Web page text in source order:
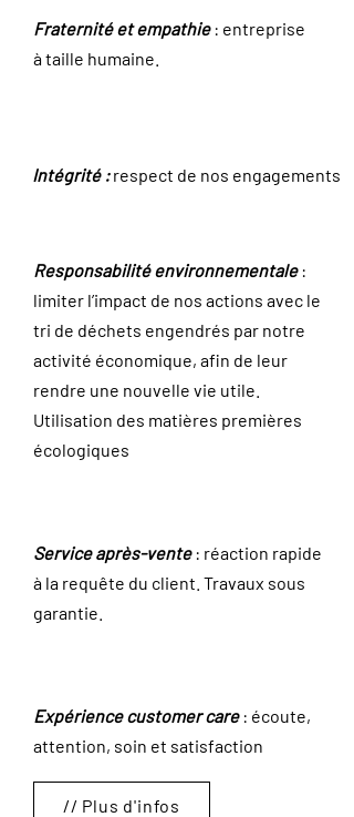
Fraternité et empathie: entreprise
à taille humaine.
Intégrité :respect de nos engagements
Responsabilité environnementale :
limiter l’impact de nos actions avec le
tri de déchets engendrés par notre
activité économique, afin de leur
rendre une nouvelle vie utile.
Utilisation des matières premières
écologiques
Service après-vente: réaction rapide
à la requête du client. Travaux sous
garantie.
Expérience customer care: écoute,
attention, soin et satisfaction
// Plus d'infos